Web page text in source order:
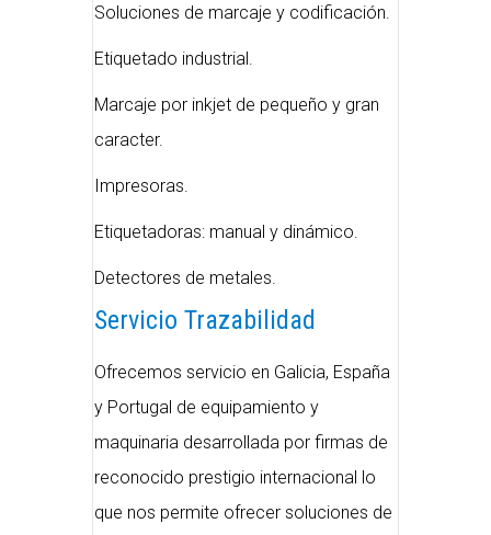
Soluciones de marcaje y codificación.
Etiquetado industrial.
Marcaje por inkjet de pequeño y gran
caracter.
Impresoras.
Etiquetadoras: manual y dinámico.
Detectores de metales.
Servicio Trazabilidad
Ofrecemos servicio en Galicia, España
y Portugal de equipamiento y
maquinaria desarrollada por firmas de
reconocido prestigio internacional lo
que nos permite ofrecer soluciones de